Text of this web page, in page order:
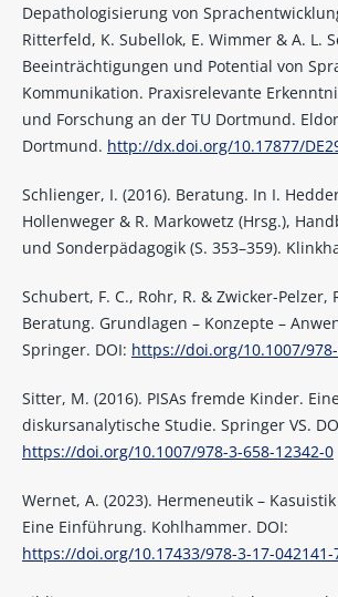
Depathologisierung von
Ritterfeld, K. Subellok, E. Wimmer & A. L.
Beeinträchtigungen und Potential von
Kommunikation. Praxisrelevante
und Forschung an der TU Dortmund.
Dortmund. http://dx.doi.org/10.17877/
Schlienger, I. (2016). Beratung. In I.
Hollenweger & R. Markowetz (Hrsg.),
und Sonderpädagogik (S. 353–359).
Schubert, F. C., Rohr, R. & Zwicker-Pelzer,
Beratung. Grundlagen – Konzepte –
Springer. DOI: https://doi.org/10.1007/
Sitter, M. (2016). PISAs fremde Kinder.
diskursanalytische Studie. Springer VS.
https://doi.org/10.1007/978-3-658-12342-0
Wernet, A. (2023). Hermeneutik –
Eine Einführung. Kohlhammer. DOI:
https://doi.org/10.17433/978-3-17-042141-